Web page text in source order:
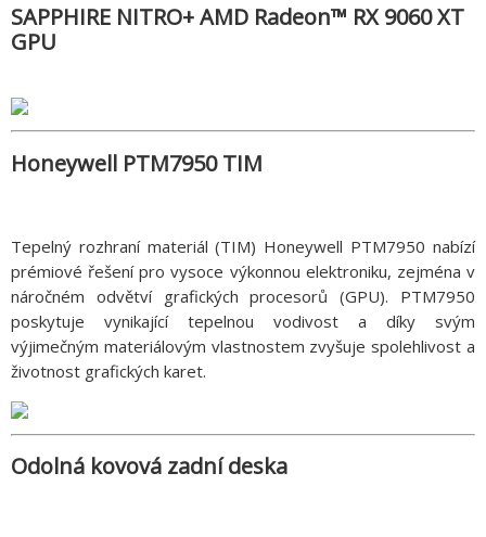
SAPPHIRE NITRO+ AMD Radeon™ RX 9060 XT
GPU
Honeywell PTM7950 TIM
Tepelný rozhraní materiál (TIM) Honeywell PTM7950 nabízí
prémiové řešení pro vysoce výkonnou elektroniku, zejména v
náročném odvětví grafických procesorů (GPU). PTM7950
poskytuje vynikající tepelnou vodivost a díky svým
výjimečným materiálovým vlastnostem zvyšuje spolehlivost a
životnost grafických karet.
Odolná kovová zadní deska